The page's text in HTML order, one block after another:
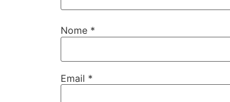
Nome *
Email *